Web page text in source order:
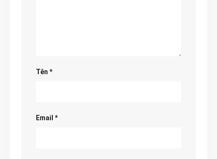
Tên *
Email *